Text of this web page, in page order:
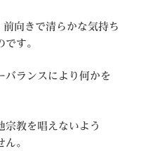
向きで清らかな気持ち
す。
ランスにより何かを
教を唱えないよう
。